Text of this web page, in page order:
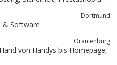
Dortmund
& Software
Oranienburg
von Handys bis Homepage,